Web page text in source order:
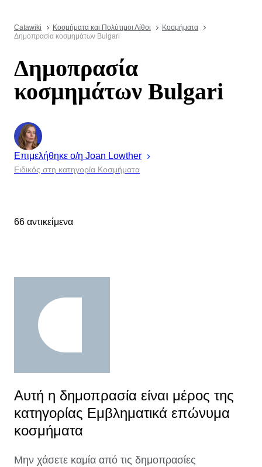
Catawiki Κοσμήματα και Πολύτιμοι Λίθοι
Κοσμήματα
Δημοπρασία κοσμημάτων Bulgari
Δημοπρασία
κοσμημάτων Bulgari
Επιμελήθηκε ο/η Joan Lowther
Ειδικός στη κατηγορία Κοσμήματα
66 αντικείμενα
Αυτή η δημοπρασία είναι μέρος της
κατηγορίας Εμβληματικά επώνυμα
κοσμήματα
Μην χάσετε καμία από τις δημοπρασίες